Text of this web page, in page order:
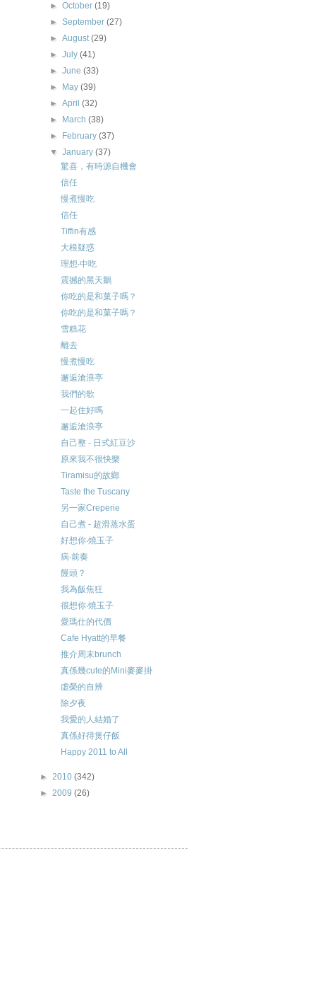
►October(19)
►September(27)
►August(29)
►July(41)
►June(33)
►
May(39)
►April(32)
►
March(38)
►
February(37)
▼January(37)
驚喜，有時源自機會
信任
慢煮慢吃
信任
Tiffin有感
大根疑惑
理想‧中吃
震撼的黑天鵝
你吃的是和菓子嗎？
你吃的是和菓子嗎？
雪糕花
離去
慢煮慢吃
邂逅滄浪亭
我們的歌
一起住好嗎
邂逅滄浪亭
自己整 - 日式紅豆沙
原來我不很快樂
Tiramisu的故鄉
Taste the Tuscany
另一家Creperie
自己煮 - 超滑蒸水蛋
好想你‧燒玉子
病‧前奏
饅頭？
我為飯焦狂
很想你‧燒玉子
愛瑪仕的代價
Cafe Hyatt的早餐
推介周末brunch
真係幾cute的Mini麥麥掛
虛榮的自辨
除夕夜
我愛的人結婚了
真係好得煲仔飯
Happy 2011 to All
► 2010 (342)
► 2009 (26)